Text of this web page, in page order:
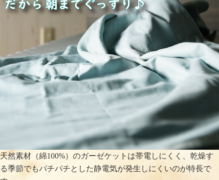
天然素材（綿100%）のガーゼケットは帯電しにくく、乾燥す
る季節でもパチパチとした静電気が発生しにくいのが特長で